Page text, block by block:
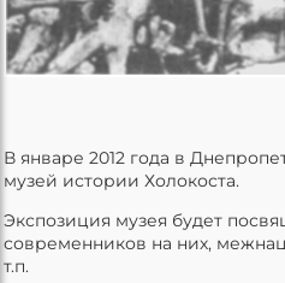
В январе 2012 года в
музей истории Холокоста.
Экспозиция музея будет
современников на них,
т.п.